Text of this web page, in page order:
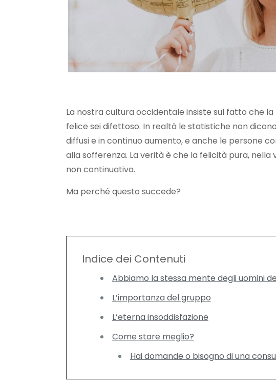
La nostra cultura occidentale insiste sul fatto che la
felice sei difettoso. In realtà le statistiche non
diffusi e in continuo aumento, e anche le persone
alla sofferenza. La verità è che la felicità pura,
non continuativa.
Ma perché questo succede?
Indice dei Contenuti
Abbiamo la stessa mente degli uomini
L’importanza del gruppo
L’eterna insoddisfazione
Come stare meglio?
Hai domande o bisogno di una